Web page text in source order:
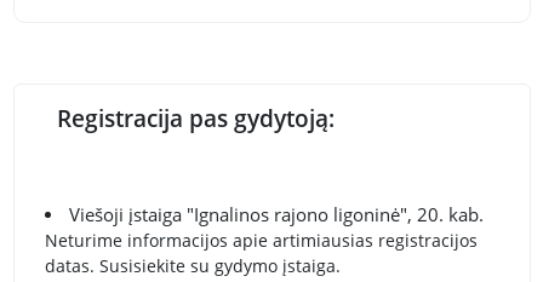
Registracija pas gydytoją:
Viešoji įstaiga "Ignalinos rajono ligoninė", 20. kab.
Neturime informacijos apie artimiausias registracijos
datas. Susisiekite su gydymo įstaiga.